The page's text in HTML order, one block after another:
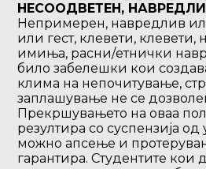
НЕСООДВЕТЕН,
Непримерен, навредлив
или гест, клевети,
имиња, расни/етнички
било забелешки кои
клима на непочитување,
заплашување не се
Прекршувањето на оваа
резултира со суспензија
можно апсење и
гарантира. Студентите